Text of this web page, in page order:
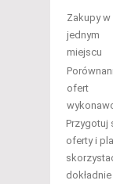
Zakupy w
jednym
miejscu
ofert
Przygotuj
oferty i